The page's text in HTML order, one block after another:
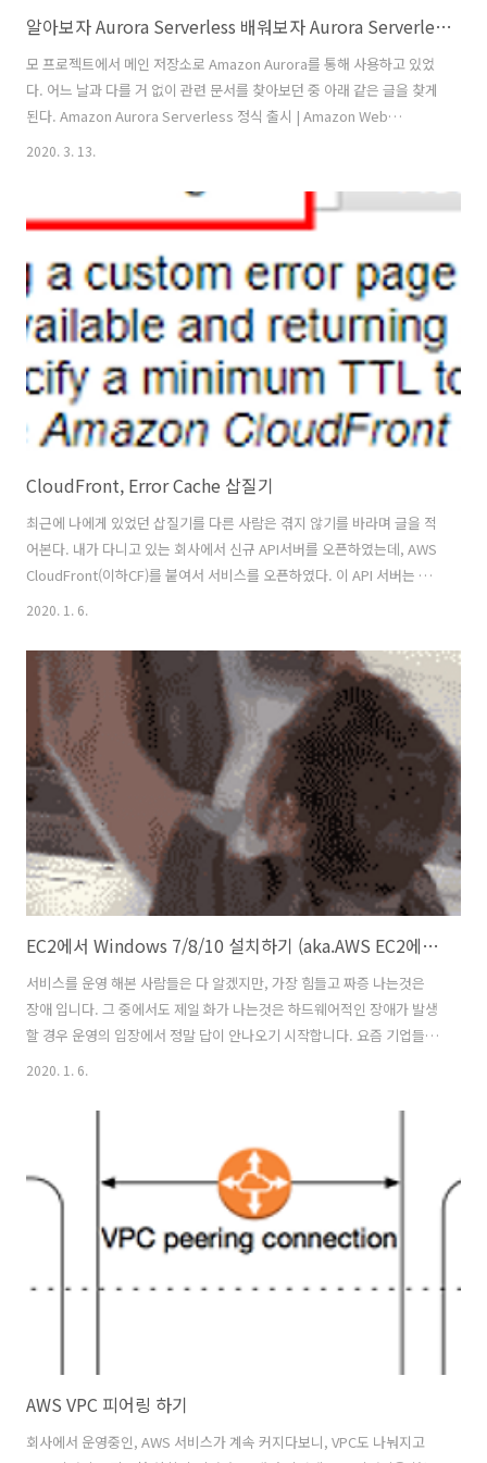
알아보자 Aurora Serverless 배워보자 Aurora Serverless (AKA. 알A배A)
모 프로젝트에서 메인 저장소로 Amazon Aurora를 통해 사용하고 있었
다. 어느 날과 다를 거 없이 관련 문서를 찾아보던 중 아래 같은 글을 찾게
된다. Amazon Aurora Serverless 정식 출시 | Amazon Web
Services Amazon Aurora는 고성능 상용 데이터베이스의 성능과 가용
클라우드를 위해 구축된 MySQL 및 PostgreSQL 호환 데이터베이스 서
비스입니다. Aurora의 새로운 기능인 Aurora Serverless는 지난 해
Serverless를 정식 출시합니다. Aurora 서버리스는 온디맨드 방식으로
제공..
2020. 3. 13.
CloudFront, Error Cache 삽질기
최근에 나에게 있었던 삽질기를 다른 사람은 겪지 않기를 바라며 글을 적
어본다. 내가 다니고 있는 회사에서 신규 API서버를 오픈하였는데, AWS
CloudFront(이하CF)를 붙여서 서비스를 오픈하였다. 이 API 서버는 결
과가 있다면 200 OKAY 없으면 404를 주는 매우 간단한 서버였다. 그리
서버에서 발생하지 않는 문제가 AWS CloudFront의 설정 미스로 인하
여, 실 서버에서 발생하는것이었다. 이 글은 그 이슈를 해결 한 이야기이
다. 결과가 디비에 있는데 왜 실서버는 결과를 안주지? QA조직에서 데이
터를 올렸으나, 결과가 나오지 않는다 라는 이야기를 듣고 확인을 해보았
다. 분명 DB에는 있다.. 진짜 있다.. 정말 있는..
2020. 1. 6.
EC2에서 Windows 7/8/10 설치하기 (aka.AWS EC2에서 레거시 VM 운영하기)
서비스를 운영 해본 사람들은 다 알겠지만, 가장 힘들고 짜증 나는것은
장애 입니다. 그 중에서도 제일 화가 나는것은 하드웨어적인 장애가 발생
할 경우 운영의 입장에서 정말 답이 안나오기 시작합니다. 요즘 기업들은
위에서 이야기한 고질적인 인프라적 문제를 해결 하고 더 효율적인 스케
많습니다. 자세한 내용이 궁금하시면 여기를 클릭해보세요 제가 다니고
케일링과 하드웨어적인 문제가 복합적으로 있지만 중요한 내부 시스템
을 AWS 인프라로 옮겨서 운영하자라는 이야기가 나왔고, 당시 AWS 이
전을 어느정도 담당하고있던 제가 진행하게 되었습니다. 해당 팀의 요구
사항을 정리해보니 아..
2020. 1. 6.
AWS VPC 피어링 하기
회사에서 운영중인, AWS 서비스가 계속 커지다보니, VPC도 나눠지고